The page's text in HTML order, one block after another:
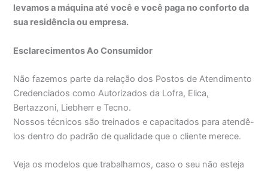
levamos a máquina até você e você paga no conforto da
sua residência ou empresa.
Esclarecimentos Ao Consumidor
Não fazemos parte da relação dos Postos de Atendimento
Credenciados como Autorizados da Lofra, Elica,
Bertazzoni, Liebherr e Tecno.
Nossos técnicos são treinados e capacitados para atendê-
los dentro do padrão de qualidade que o cliente merece.
Veja os modelos que trabalhamos, caso o seu não esteja